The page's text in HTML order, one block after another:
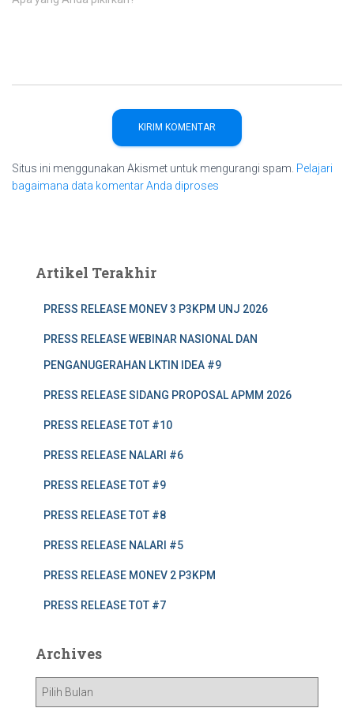
Situs ini menggunakan Akismet untuk mengurangi spam. Pelajari
bagaimana data komentar Anda diproses
Artikel Terakhir
PRESS RELEASE MONEV 3 P3KPM UNJ 2026
PRESS RELEASE WEBINAR NASIONAL DAN
PENGANUGERAHAN LKTIN IDEA #9
PRESS RELEASE SIDANG PROPOSAL APMM 2026
PRESS RELEASE TOT #10
PRESS RELEASE NALARI #6
PRESS RELEASE TOT #9
PRESS RELEASE TOT #8
PRESS RELEASE NALARI #5
PRESS RELEASE MONEV 2 P3KPM
PRESS RELEASE TOT #7
Archives